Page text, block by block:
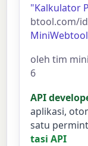
"Kalkulator
btool.com/
MiniWebtool
oleh tim
6
API
aplikasi,
satu
tasi API